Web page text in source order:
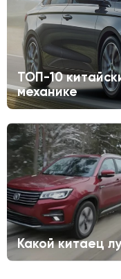
ТОП-10
механике
Какой китаец